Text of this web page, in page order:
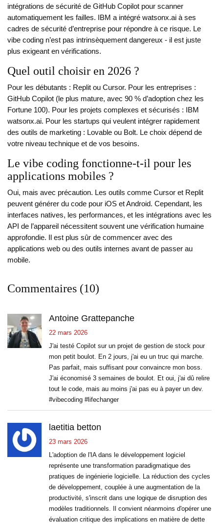
intégrations de sécurité de GitHub Copilot pour scanner
automatiquement les failles. IBM a intégré watsonx.ai à ses
cadres de sécurité d’entreprise pour répondre à ce risque. Le
vibe coding n’est pas intrinsèquement dangereux - il est juste
plus exigeant en vérifications.
Quel outil choisir en 2026 ?
Pour les débutants : Replit ou Cursor. Pour les entreprises :
GitHub Copilot (le plus mature, avec 90 % d’adoption chez les
Fortune 100). Pour les projets complexes et sécurisés : IBM
watsonx.ai. Pour les startups qui veulent intégrer rapidement
des outils de marketing : Lovable ou Bolt. Le choix dépend de
votre niveau technique et de vos besoins.
Le vibe coding fonctionne-t-il pour les
applications mobiles ?
Oui, mais avec précaution. Les outils comme Cursor et Replit
peuvent générer du code pour iOS et Android. Cependant, les
interfaces natives, les performances, et les intégrations avec les
API de l’appareil nécessitent souvent une vérification humaine
approfondie. Il est plus sûr de commencer avec des
applications web ou des outils internes avant de passer au
mobile.
Commentaires (10)
Antoine Grattepanche
22 mars 2026
J'ai testé Copilot sur un projet de gestion de stock pour
mon petit boulot. En 2 jours, j'ai eu un truc qui marche.
Pas parfait, mais suffisant pour convaincre mon boss.
J'ai économisé 3 semaines de boulot. Et oui, j'ai dû relire
tout le code, mais au moins j'ai pas eu à payer un dev.
#vibecoding #lifechanger
laetitia betton
23 mars 2026
L'adoption de l'IA dans le développement logiciel
représente une transformation paradigmatique des
pratiques de ingénierie logicielle. La réduction des cycles
de développement, couplée à une augmentation de la
productivité, s'inscrit dans une logique de disruption des
modèles traditionnels. Il convient néanmoins d'opérer une
évaluation critique des implications en matière de dette